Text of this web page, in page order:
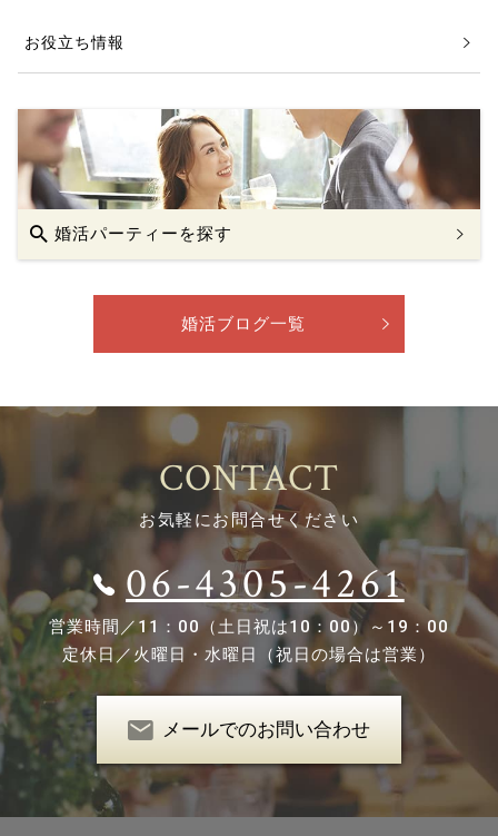
お役立ち情報
婚活パーティーを探す
婚活ブログ一覧
CONTACT
お気軽にお問合せください
06-4305-4261
営業時間／11：00（土日祝は10：00）～19：00
定休日／火曜日・水曜日（祝日の場合は営業）
メールでのお問い合わせ